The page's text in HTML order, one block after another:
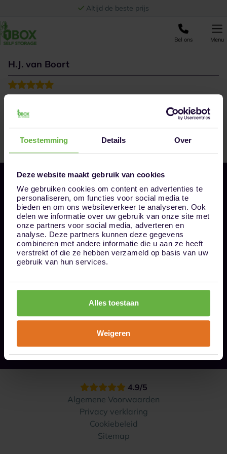
Toestemming Details Over
Deze website maakt gebruik van cookies
We gebruiken cookies om content en advertenties te
personaliseren, om functies voor social media te
bieden en om ons websiteverkeer te analyseren. Ook
delen we informatie over uw gebruik van onze site met
onze partners voor social media, adverteren en
analyse. Deze partners kunnen deze gegevens
combineren met andere informatie die u aan ze heeft
verstrekt of die ze hebben verzameld op basis van uw
gebruik van hun services.
Alles toestaan
Weigeren
Altijd de beste prijs
Bel ons Menu
H.J. van Boort
medewerkers van andere steden maar Marilena uit
Breda is wel de topper. Allemaal erg servicegericht en
meedenkend als er een probleem is. Een dikke 5 sterren
Bel ons op 085 - 0161611
info@1box.nl
Volg ons
Onze opslaglocaties
Hoe werkt het?
4.9/5
Algemene Voorwaarden
Privacy verklaring
Cookiebeleid
Sitemap